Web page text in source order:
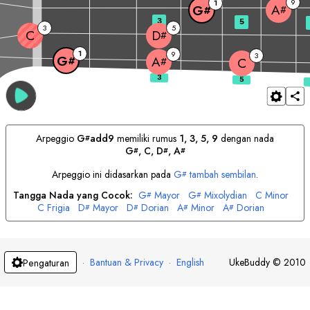
G# 1 A# 9 C 3
C 3 D# 5
G# 1 A#
3 5
Arpeggio G#add9 memiliki rumus 1, 3, 5, 9 dengan nada
G#, C, D#, A#
Arpeggio ini didasarkan pada G# tambah sembilan.
Tangga Nada yang Cocok: G# Mayor G# Mixolydian C Minor
C Frigia D# Mayor D# Dorian A# Minor A# Dorian
Pengaturan · Bantuan & Privacy · English UkeBuddy © 2010